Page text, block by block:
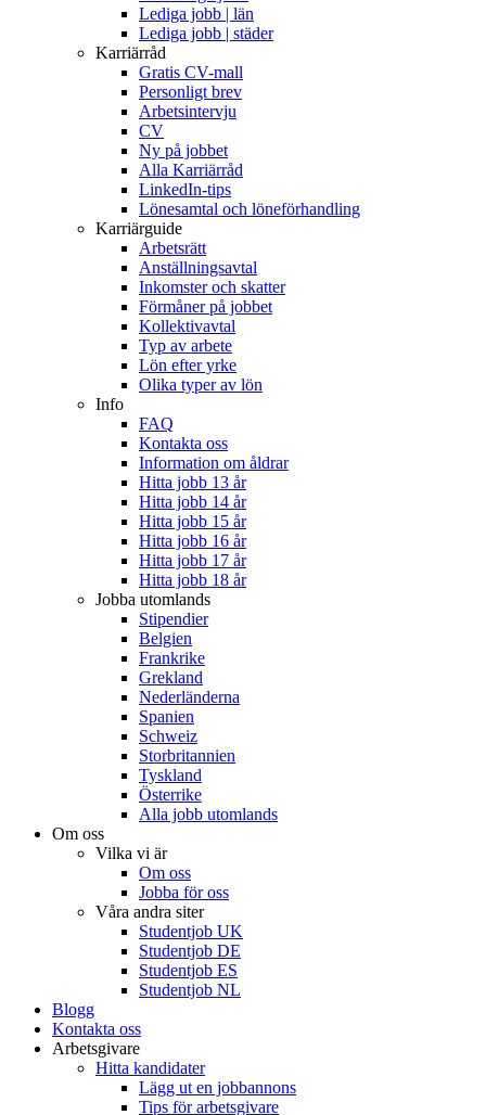
Lediga jobb | län
Lediga jobb | städer
Karriärråd
Gratis CV-mall
Personligt brev
Arbetsintervju
CV
Ny på jobbet
Alla Karriärråd
LinkedIn-tips
Lönesamtal och löneförhandling
Karriärguide
Arbetsrätt
Anställningsavtal
Inkomster och skatter
Förmåner på jobbet
Kollektivavtal
Typ av arbete
Lön efter yrke
Olika typer av lön
Info
FAQ
Kontakta oss
Information om åldrar
Hitta jobb 13 år
Hitta jobb 14 år
Hitta jobb 15 år
Hitta jobb 16 år
Hitta jobb 17 år
Hitta jobb 18 år
Jobba utomlands
Stipendier
Belgien
Frankrike
Grekland
Nederländerna
Spanien
Schweiz
Storbritannien
Tyskland
Österrike
Alla jobb utomlands
Om oss
Vilka vi är
Om oss
Jobba för oss
Våra andra siter
Studentjob UK
Studentjob DE
Studentjob ES
Studentjob NL
Blogg
Kontakta oss
Arbetsgivare
Hitta kandidater
Lägg ut en jobbannons
Tips för arbetsgivare